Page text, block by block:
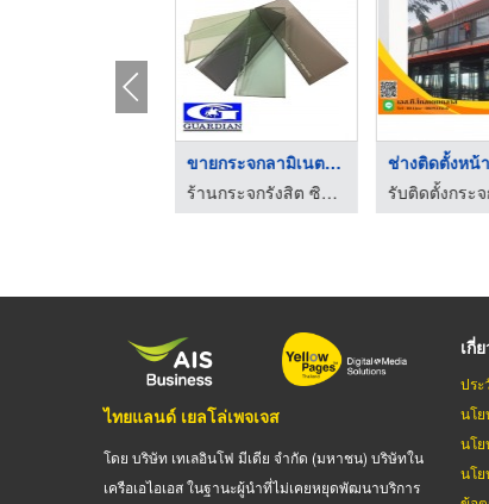
ขายกระจกลามิเนต รังส ...
ร้านกระจกรังสิต ซิตี้กลาส แอนด์ อลูมิเนียม เทรดดิ้ง
ไทยแลนด์ เยลโล่เพจเจส
โดย บริษัท เทเลอินโฟ มีเดีย จำกัด (มหาชน) บริษัทใน
เครือเอไอเอส ในฐานะผู้นำที่ไม่เคยหยุดพัฒนาบริการ
เกี่
ปร
นโ
นโ
นโ